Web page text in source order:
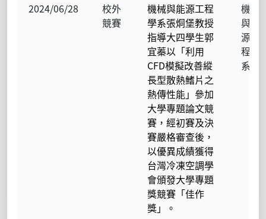
2024/06/28
校外
競賽
機械與能源工程
學系張烔堡教授
指導大四學生郭
宜蓁以「利用
CFD模擬改善縱
長型散熱鰭片之
熱傳性能」參加
大學專題論文競
賽，經初賽及決
賽嚴格審查後，
以優異成績獲得
台灣冷凍空調學
會頒發大學專題
獎競賽「佳作
獎」。
機械
與能
源工
程學
系